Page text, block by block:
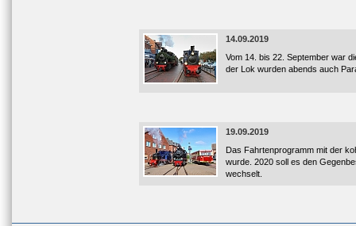
14.09.2019
Vom 14. bis 22. September war
der Lok wurden abends auch
19.09.2019
Das Fahrtenprogramm mit der
wurde. 2020 soll es den
wechselt.